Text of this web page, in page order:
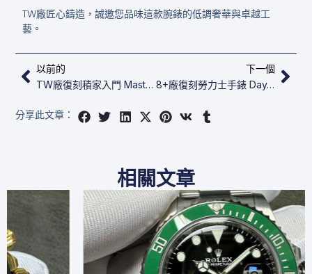
TW廠匠心鑄造，誠邀您品味這款腕錶的低調奢華與卓越工
藝。
上一頁
以前的
TW廠復刻積家入門 Master Calendar Q4148420
下一個
8+廠復刻勞力士手錶 Day-Date 40 M228396tbr-0021
下
分享此文章：
相關文章